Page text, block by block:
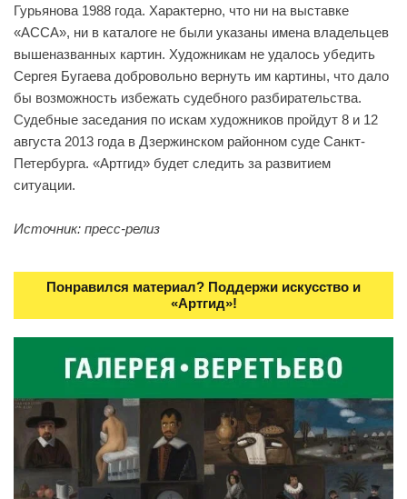
Гурьянова 1988 года. Характерно, что ни на выставке
«АССА», ни в каталоге не были указаны имена владельцев
вышеназванных картин. Художникам не удалось убедить
Сергея Бугаева добровольно вернуть им картины, что дало
бы возможность избежать судебного разбирательства.
Судебные заседания по искам художников пройдут 8 и 12
августа 2013 года в Дзержинском районном суде Санкт-
Петербурга. «Артгид» будет следить за развитием
ситуации.
Источник: пресс-релиз
Понравился материал? Поддержи искусство и
«Артгид»!